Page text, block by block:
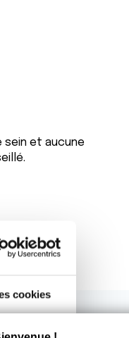
cookies
sein et aucune